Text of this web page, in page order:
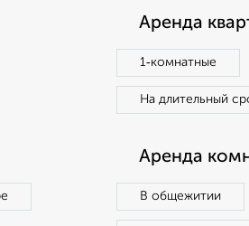
Аренда
1‑комнатные
На длительный
Аренда
В общежитии